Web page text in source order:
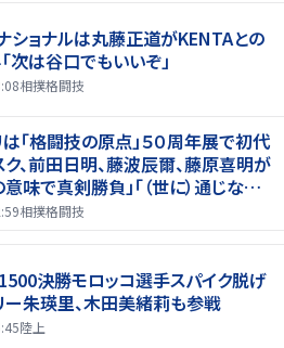
ナショナルは丸藤正道がKENTAとの
次は谷口でもいいぞ」
相撲格闘技
「格闘技の原点」５０周年展で初代
、前田日明、藤波辰爾、藤原喜明が
味で真剣勝負」「（世に）通じない
相撲格闘技
1500決勝モロッコ選手スパイク脱げ
朱瑛里、木田美緒莉も参戦
陸上